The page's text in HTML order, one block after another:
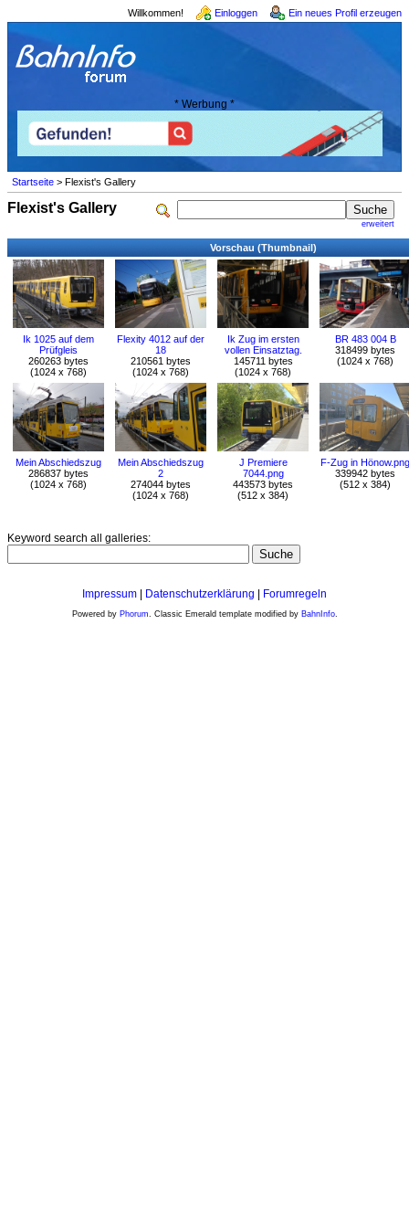
Willkommen! Einloggen Ein neues Profil erzeugen
* Werbung *
Startseite > Flexist's Gallery
erweitert
Flexist's Gallery
Vorschau (Thumbnail)
Ik 1025 auf dem
Prüfgleis
260263 bytes
(1024 x 768)
Flexity 4012 auf der
18
210561 bytes
(1024 x 768)
Ik Zug im ersten
vollen Einsatztag.
145711 bytes
(1024 x 768)
BR 483 004 B
318499 bytes
(1024 x 768)
Mein Abschiedszug
286837 bytes
(1024 x 768)
Mein Abschiedszug
2
274044 bytes
(1024 x 768)
J Premiere
7044.png
443573 bytes
(512 x 384)
F-Zug in Hönow.png
339942 bytes
(512 x 384)
Keyword search all galleries:
Impressum Datenschutzerklärung Forumregeln
Powered by Phorum. Classic Emerald template modified by BahnInfo.